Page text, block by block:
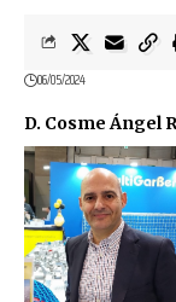
06/05/2024
D. Cosme Ángel